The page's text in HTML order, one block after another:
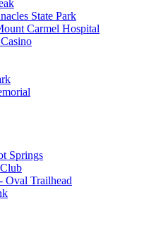
State Park
Carmel Hospital
Springs
Oval Trailhead